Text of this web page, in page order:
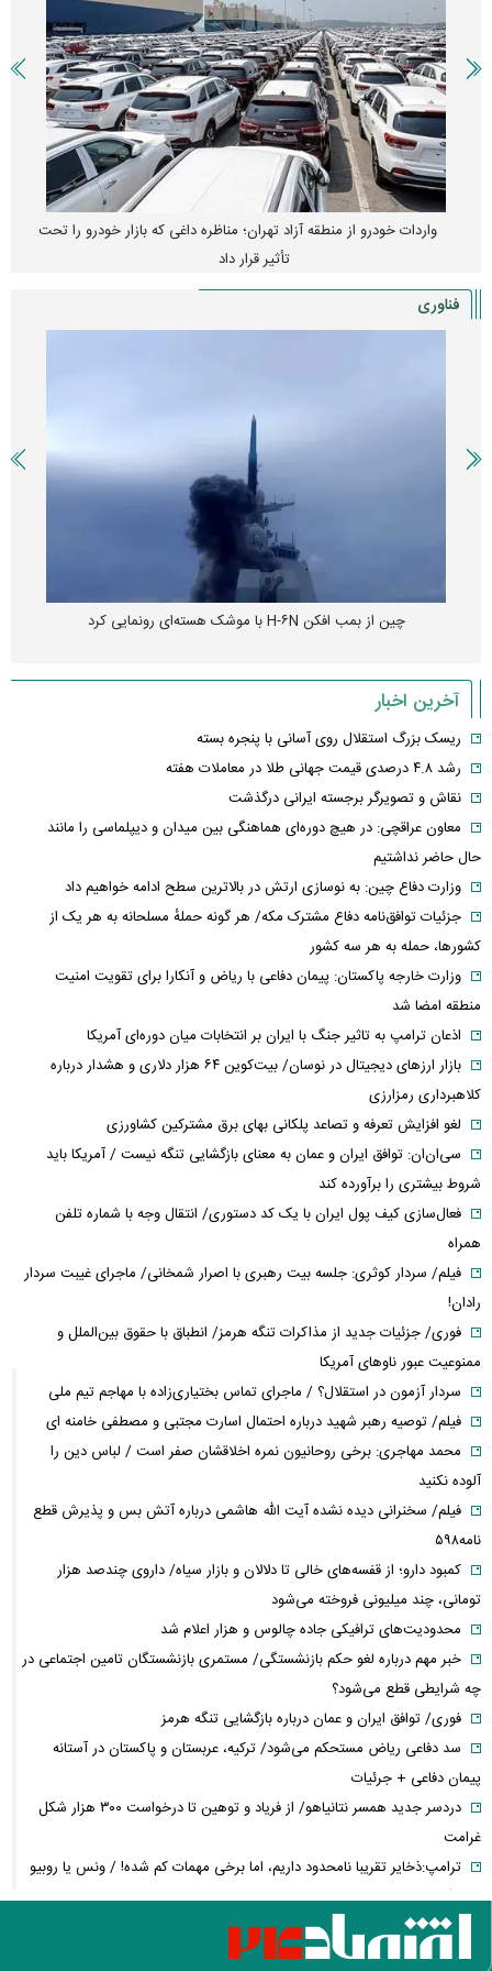
واردات خودرو از منطقه آزاد تهران؛ مناظره داغی که بازار خودرو را تحت
تأثیر قرار داد
فناوری
چین از بمب افکن H-۶N با موشک هسته‌ای رونمایی کرد
آخرین اخبار
ریسک بزرگ استقلال روی آسانی با پنجره بسته
رشد ۴.۸ درصدی قیمت جهانی طلا در معاملات هفته
نقاش و تصویرگر برجسته ایرانی درگذشت
معاون عراقچی: در هیچ دوره‌ای هماهنگی بین میدان و دیپلماسی را مانند
حال حاضر نداشتیم
وزارت دفاع چین: به نوسازی ارتش در بالاترین سطح ادامه خواهیم داد
جزئیات توافق‌نامه دفاع مشترک مکه/ هر گونه حملهٔ مسلحانه به هر یک از
کشورها، حمله به هر سه کشور
وزارت خارجه پاکستان: پیمان دفاعی با ریاض و آنکارا برای تقویت امنیت
منطقه امضا شد
اذعان ترامپ به تاثیر جنگ با ایران بر انتخابات میان دوره‌ای آمریکا
بازار ارزهای دیجیتال در نوسان/ بیت‌کوین ۶۴ هزار دلاری و هشدار درباره
کلاهبرداری رمزارزی
لغو افزایش تعرفه و تصاعد پلکانی بهای برق مشترکین کشاورزی
سی‌ان‌ان: توافق ایران و عمان به معنای بازگشایی تنگه نیست / آمریکا باید
شروط بیشتری را برآورده کند
فعال‌سازی کیف پول ایران با یک کد دستوری/ انتقال وجه با شماره تلفن
همراه
فیلم/ سردار کوثری: جلسه بیت رهبری با اصرار شمخانی/ ماجرای غیبت سردار
رادان!
فوری/ جزئیات جدید از مذاکرات تنگه هرمز/ انطباق با حقوق بین‌الملل و
ممنوعیت عبور ناوهای آمریکا
سردار آزمون در استقلال؟ / ماجرای تماس بختیاری‌زاده با مهاجم تیم ملی
فیلم/ توصیه رهبر شهید درباره احتمال اسارت مجتبی و مصطفی خامنه ای
محمد مهاجری: برخی روحانیون نمره اخلاقشان صفر است / لباس دین را
آلوده نکنید
فیلم/ سخنرانی دیده نشده آیت الله هاشمی درباره آتش بس و پذیرش قطع
نامه۵۹۸
کمبود دارو؛ از قفسه‌های خالی تا دلالان و بازار سیاه/ داروی چندصد هزار
تومانی، چند میلیونی فروخته می‌شود
محدودیت‌های ترافیکی جاده چالوس و هزار اعلام شد
خبر مهم درباره لغو حکم بازنشستگی/ مستمری بازنشستگان تامین اجتماعی در
چه شرایطی قطع می‌شود؟
فوری/ توافق ایران و عمان درباره بازگشایی تنگه هرمز
سد دفاعی ریاض مستحکم می‌شود/ ترکیه، عربستان و پاکستان در آستانه
پیمان دفاعی + جرئیات
دردسر جدید همسر نتانیاهو/ از فریاد و توهین تا درخواست ۳۰۰ هزار شکل
غرامت
ترامپ:ذخایر تقریبا نامحدود داریم، اما برخی مهمات کم شده! / ونس یا روبیو
کدام گزینه محبوب ترامپ است؟
حزب قوات اللبنانیه؛ از همکاری با اسرائیل تا مخالفت با ایران / پرونده پیچیده
یک حزب مسیحی در بیروت